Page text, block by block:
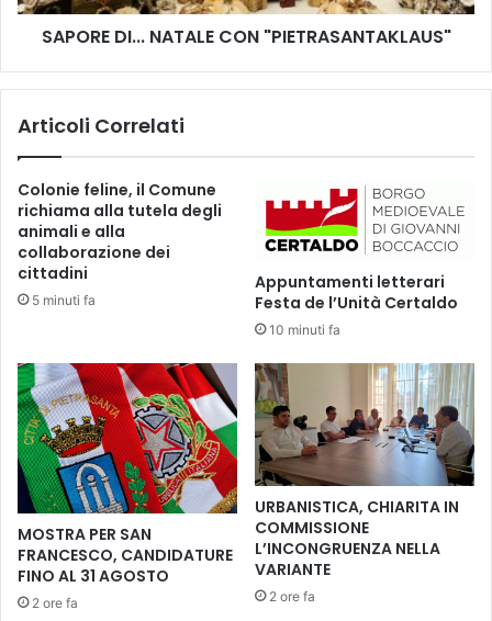
o
:
0
l
a
e
u
r
o
r
s
o
s
t
n
e
r
e
d
.
T
E
C
O
P
T
R
A
S
A
N
T
A
K
L
A
SAPORE DI... NATALE CON "PIETRASANTAKLAUS"
Articoli Correlati
Colonie feline, il Comune
richiama alla tutela degli
animali e alla
collaborazione dei
cittadini
5 minuti fa
Appuntamenti letterari
Festa de l’Unità Certaldo
10 minuti fa
MOSTRA PER SAN
FRANCESCO, CANDIDATURE
FINO AL 31 AGOSTO
2 ore fa
URBANISTICA, CHIARITA IN
COMMISSIONE
L’INCONGRUENZA NELLA
VARIANTE
2 ore fa